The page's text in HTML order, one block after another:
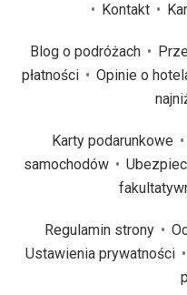
Kontakt
Blog o podróżach
płatności
Opinie o
Karty podarunkowe
samochodów
Regulamin strony
Ustawienia prywatności